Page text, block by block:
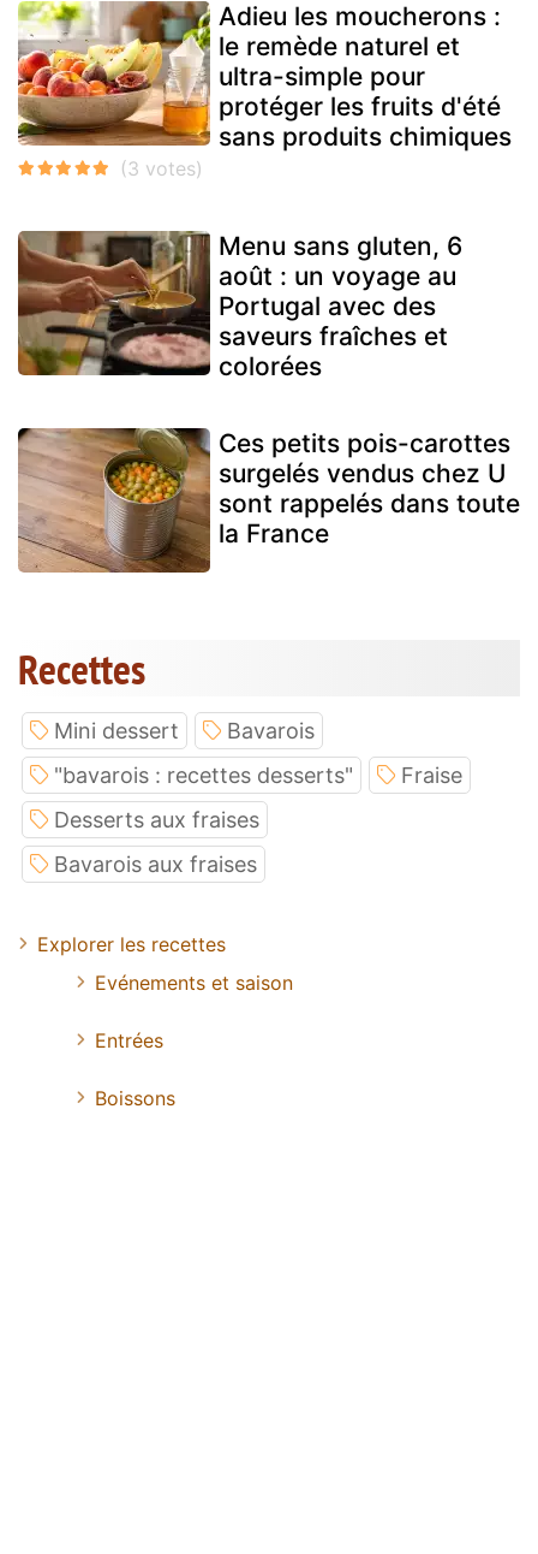
Adieu les moucherons :
le remède naturel et
ultra-simple pour
protéger les fruits d'été
sans produits chimiques
Menu sans gluten, 6
août : un voyage au
Portugal avec des
saveurs fraîches et
colorées
Ces petits pois-carottes
surgelés vendus chez U
sont rappelés dans toute
la France
Recettes
Mini dessert
Bavarois
"bavarois : recettes desserts"
Fraise
Desserts aux fraises
Bavarois aux fraises
Explorer les recettes
Evénements et saison
Entrées
Boissons